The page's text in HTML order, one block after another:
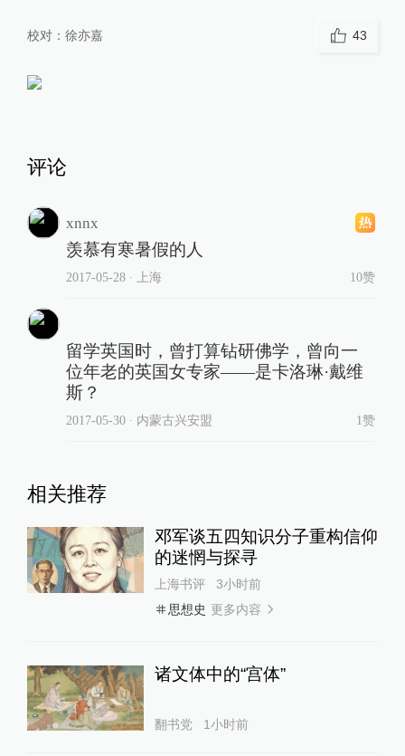
校对： 徐亦嘉 43
评论
xnnx
羡慕有寒暑假的人
2017-05-28∙ 上海 10赞
留学英国时，曾打算钻研佛学，曾向一
位年老的英国女专家——是卡洛琳·戴维
斯？
2017-05-30∙ 内蒙古兴安盟 1赞
相关推荐
邓军谈五四知识分子重构信仰
的迷惘与探寻
上海书评
3小时前
思想史 更多内容
诸文体中的“宫体”
翻书党 1小时前